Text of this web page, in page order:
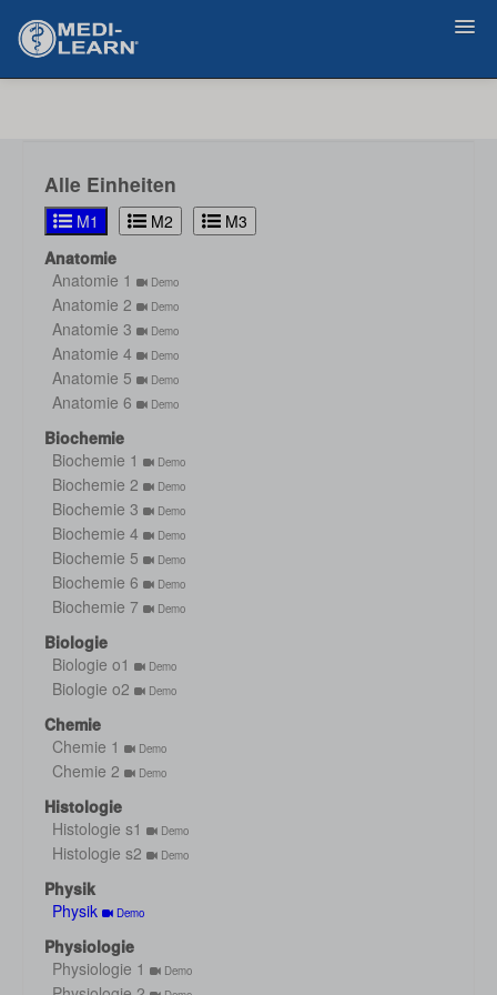
Alle Einheiten
M1 M2
M3
Anatomie
Anatomie 1
Demo
Anatomie 2 Demo
Anatomie 3 Demo
Anatomie 4 Demo
Anatomie 5 Demo
Anatomie 6 Demo
Biochemie
Biochemie 1
Demo
Biochemie 2 Demo
Biochemie 3 Demo
Biochemie 4 Demo
Biochemie 5 Demo
Biochemie 6 Demo
Biochemie 7 Demo
Biologie
Biologie o1
Demo
Biologie o2 Demo
Chemie
Chemie 1
Demo
Chemie 2 Demo
Histologie
Histologie s1
Demo
Histologie s2 Demo
Physik
Physik
Demo
Physiologie
Physiologie 1
Demo